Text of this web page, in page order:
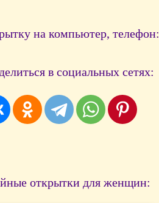
на компьютер, телефон:
в социальных сетях:
открытки для женщин: